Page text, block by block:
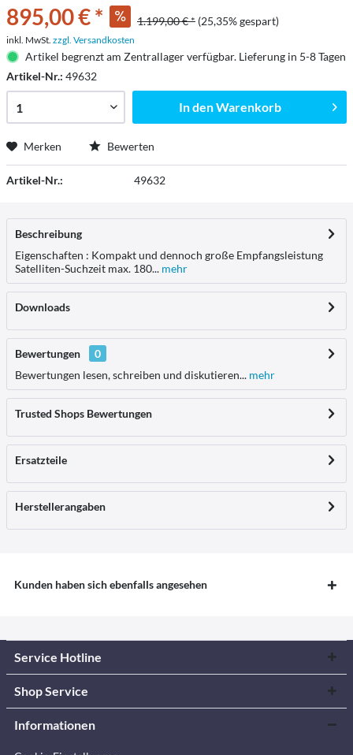
895,00 € * 1.199,00 € * (25,35% gespart)
inkl. MwSt. zzgl. Versandkosten
Artikel begrenzt am Zentrallager verfügbar. Lieferung in 5-8 Tagen
Artikel-Nr.: 49632
In denWarenkorb
Merken Bewerten
Artikel-Nr.: 49632
Beschreibung
Eigenschaften : Kompakt und dennoch große Empfangsleistung
Satelliten-Suchzeit max. 180... mehr
Downloads
Bewertungen
0
Bewertungen lesen, schreiben und diskutieren... mehr
Trusted Shops Bewertungen
Ersatzteile
Herstellerangaben
Kunden haben sich ebenfalls angesehen
Service Hotline
Shop Service
Informationen